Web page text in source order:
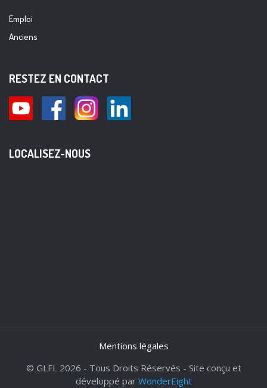
Emploi
Anciens
RESTEZ EN CONTACT
LOCALISEZ-NOUS
Mentions légales
© GLFL 2026 - Tous Droits Réservés - Site conçu et
développé par WonderEight